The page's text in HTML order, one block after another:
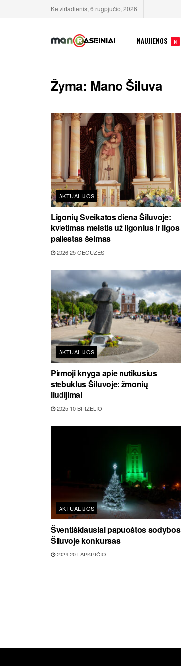
Ketvirtadienis, 6 rugpjūčio, 2026
NAUJIENOS N
Žyma: Mano Šiluva
AKTUALIJOS
Ligonių Sveikatos diena Šiluvoje:
kvietimas melstis už ligonius ir ligos
paliestas šeimas
2026 25 GEGUŽĖS
AKTUALIJOS
Pirmoji knyga apie nutikusius
stebuklus Šiluvoje: žmonių
liudijimai
2025 10 BIRŽELIO
AKTUALIJOS
Šventiškiausiai papuoštos sodybos
Šiluvoje konkursas
2024 20 LAPKRIČIO